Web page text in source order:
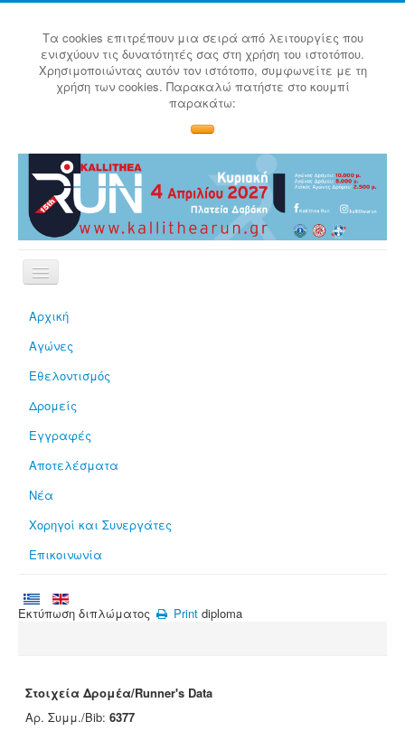
Τα cookies επιτρέπουν μια σειρά από λειτουργίες που
ενισχύουν τις δυνατότητές σας στη χρήση του ιστοτόπου.
Χρησιμοποιώντας αυτόν τον ιστότοπο, συμφωνείτε με τη
χρήση των cookies. Παρακαλώ πατήστε στο κουμπί
παρακάτω:
Αρχική
Αγώνες
Εθελοντισμός
Δρομείς
Εγγραφές
Αποτελέσματα
Νέα
Χορηγοί και Συνεργάτες
Επικοινωνία
Εκτύπωση διπλώματος Print diploma
Στοιχεία Δρομέα/Runner's Data
Αρ. Συμμ./Bib: 6377